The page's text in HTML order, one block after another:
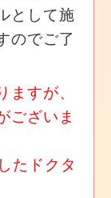
として施
のでご了
ますが、
ございま
たドクタ